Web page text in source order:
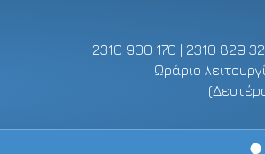
2310 900 170 | 2310 829
Ωράριο